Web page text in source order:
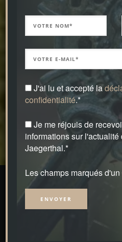
Le Parc
J'ai lu et accepté la
confidentialité.*
Je me réjouis de
informations sur
Jaegerthal.*
Les champs marqués